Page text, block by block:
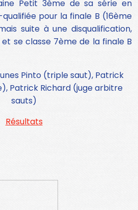
Petit 3ème de sa série en
pour la finale B (16ème
suite à une disqualification,
se classe 7ème de la finale B
Pinto (triple saut), Patrick
Patrick Richard (juge arbitre
sauts)
Résultats